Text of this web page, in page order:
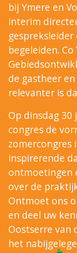
bij Ymere en
interim
begeleiden.
de gastheer
relevanter is
Op dinsdag
congres de
zomercongres
inspirerende
ontmoetingen
over de
Ontmoet ons
en deel uw
Oostserre van
het